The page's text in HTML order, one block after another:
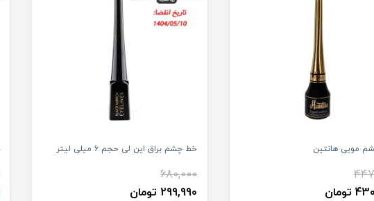
مویی هانتین خط چشم براق این لی حجم 6 میلی لیتر
680,000
299,990 تومان